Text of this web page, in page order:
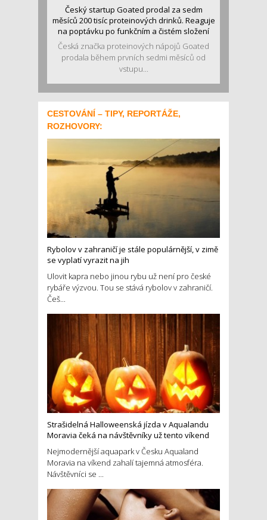
Český startup Goated prodal za sedm
měsíců 200 tisíc proteinových drinků. Reaguje
na poptávku po funkčním a čistém složení
Česká značka proteinových nápojů Goated
prodala během prvních sedmi měsíců od
vstupu...
CESTOVÁNÍ – TIPY, REPORTÁŽE,
ROZHOVORY:
Rybolov v zahraničí je stále populárnější, v zimě
se vyplatí vyrazit na jih
Ulovit kapra nebo jinou rybu už není pro české
rybáře výzvou. Tou se stává rybolov v zahraničí.
Češ...
Strašidelná Halloweenská jízda v Aqualandu
Moravia čeká na návštěvníky už tento víkend
Nejmodernější aquapark v Česku Aqualand
Moravia na víkend zahalí tajemná atmosféra.
Návštěvníci se ...